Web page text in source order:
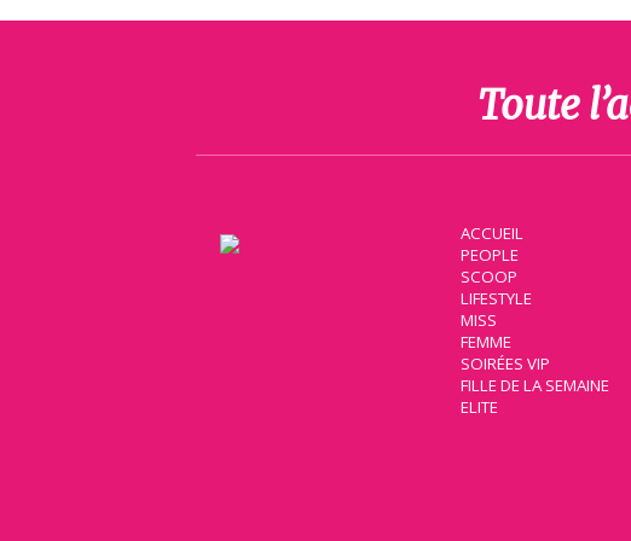
Toute
ACCUEIL
PEOPLE
SCOOP
LIFESTYLE
MISS
FEMME
SOIRÉES VIP
FILLE DE LA SEMAINE
ELITE